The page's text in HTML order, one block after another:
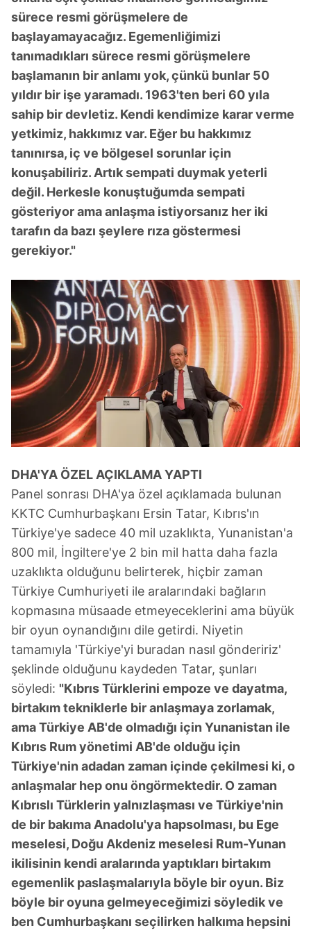
gösterilmeyecektir."
Sizlere daha iyi bir hizmet sunabilmek için İnternet
Sitemizde kendimize ve üçüncü kişilere ait çerezler
kullanılmaktadır. Bu çerezler vasıtasıyla çeşitli kişisel
verileriniz işlenmekte olup gerekli olan çerezler bilgi
toplumu hizmetlerinin sunulması amacıyla
kullanılmaktadır. Diğer çerezler, sitemizin daha işlevsel
kılınması ve kişiselleştirilmesi ve sizlere yönelik
reklam/pazarlama faaliyetlerinin yapılması, amaçlarıyla
sınırlı olarak açık rızanız dahilinde kullanılacaktır.
Çerezlere ilişkin tercihlerinizi aşağıda yer alan panel
vasıtasıyla belirleyebilirsiniz. Çerezlere ilişkin detaylı bilgi
için Ayarlar butonuna tıklayabilir, Çerez Bilgilendirme
Metnimiziziyaret edebilirsiniz.
6698 sayılı Kişisel Verilerin Korunması Kanunu uyarınca
hazırlanmış Aydınlatma Metnimizi okumak ve sitemizde
ilgili mevzuata uygun olarak kullanılan çerezlerle ilgili bilgi
almak için lütfentıklayınız.
sürece resmi görüşmelere de
başlayamayacağız. Egemenliğimizi
tanımadıkları sürece resmi görüşmelere
başlamanın bir anlamı yok, çünkü bunlar 50
yıldır bir işe yaramadı. 1963'ten beri 60 yıla
sahip bir devletiz. Kendi kendimize karar verme
yetkimiz, hakkımız var. Eğer bu hakkımız
tanınırsa, iç ve bölgesel sorunlar için
konuşabiliriz. Artık sempati duymak yeterli
değil. Herkesle konuştuğumda sempati
gösteriyor ama anlaşma istiyorsanız her iki
tarafın da bazı şeylere rıza göstermesi
gerekiyor."
DHA'YA ÖZEL AÇIKLAMA YAPTI
Panel sonrası DHA'ya özel açıklamada bulunan
KKTC Cumhurbaşkanı Ersin Tatar, Kıbrıs'ın
Türkiye'ye sadece 40 mil uzaklıkta, Yunanistan'a
800 mil, İngiltere'ye 2 bin mil hatta daha fazla
uzaklıkta olduğunu belirterek, hiçbir zaman
Türkiye Cumhuriyeti ile aralarındaki bağların
kopmasına müsaade etmeyeceklerini ama büyük
bir oyun oynandığını dile getirdi. Niyetin
tamamıyla 'Türkiye'yi buradan nasıl göndeririz'
şeklinde olduğunu kaydeden Tatar, şunları
söyledi: "Kıbrıs Türklerini empoze ve dayatma,
birtakım tekniklerle bir anlaşmaya zorlamak,
ama Türkiye AB'de olmadığı için Yunanistan ile
Kıbrıs Rum yönetimi AB'de olduğu için
Türkiye'nin adadan zaman içinde çekilmesi ki, o
anlaşmalar hep onu öngörmektedir. O zaman
Kıbrıslı Türklerin yalnızlaşması ve Türkiye'nin
de bir bakıma Anadolu'ya hapsolması, bu Ege
meselesi, Doğu Akdeniz meselesi Rum-Yunan
ikilisinin kendi aralarında yaptıkları birtakım
egemenlik paslaşmalarıyla böyle bir oyun. Biz
böyle bir oyuna gelmeyeceğimizi söyledik ve
ben Cumhurbaşkanı seçilirken halkıma hepsini